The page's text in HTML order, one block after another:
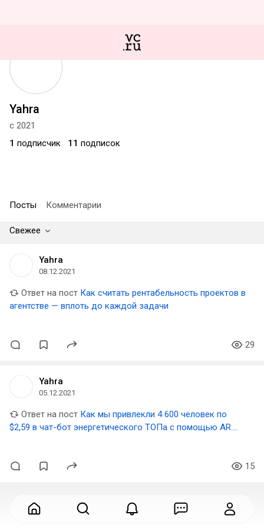
Yahra
с 2021
1 подписчик 11 подписок
Посты Комментарии
Свежее
Yahra
08.12.2021
Ответ на пост Как считать рентабельность проектов в
агентстве — вплоть до каждой задачи
29
Yahra
05.12.2021
Ответ на пост Как мы привлекли 4 600 человек по
$2,59 в чат-бот энергетического ТОПа с помощью AR.
15